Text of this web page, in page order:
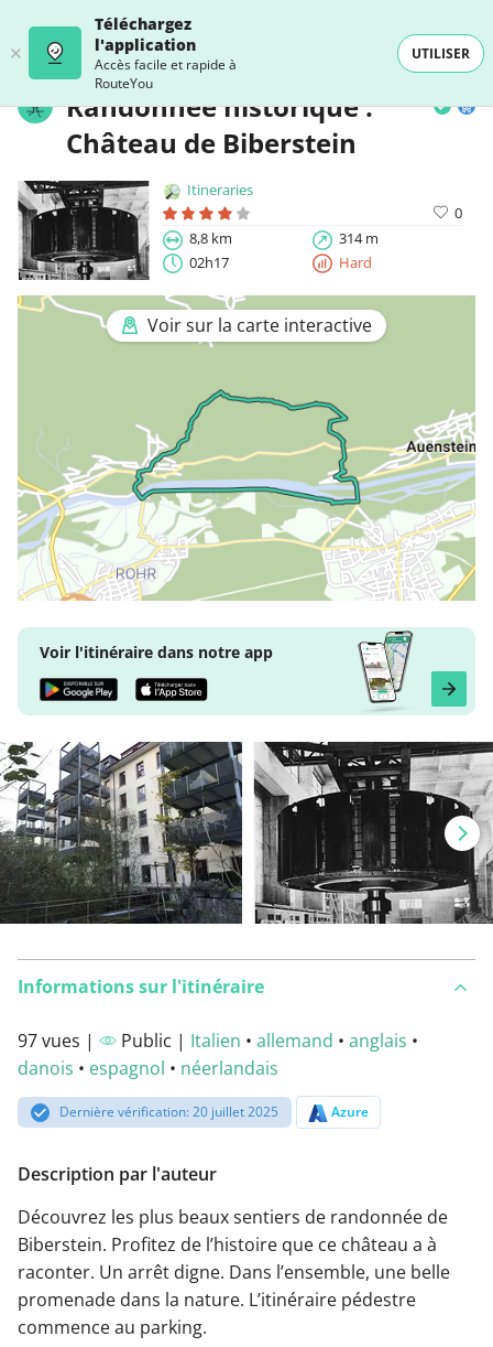
Téléchargez
l'application
Accès facile et rapide à
RouteYou
UTILISER
Randonnée historique :
Château de Biberstein
Itineraries
0
8,8 km
314 m
02h17
Hard
Voir sur la carte interactive
Voir l'itinéraire dans notre app
Informations sur l'itinéraire
97 vues | Public | Italien • allemand • anglais •
danois • espagnol • néerlandais
Dernière vérification: 20 juillet 2025 Azure
Description par l'auteur
Découvrez les plus beaux sentiers de randonnée de
Biberstein. Profitez de l’histoire que ce château a à
raconter. Un arrêt digne. Dans l’ensemble, une belle
promenade dans la nature. L’itinéraire pédestre
commence au parking.